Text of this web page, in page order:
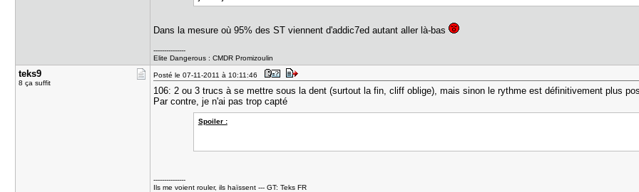
Dans la mesure où 95% des ST viennent d'addic7ed autant aller là-bas
---------------
Elite Dangerous : CMDR Promizoulin
teks9
8 ça suffit
Posté le 07-11-2011 à 10:11:46
106: 2 ou 3 trucs à se mettre sous la dent (surtout la fin, cliff oblige), mais sinon le rythme est définitivement plus
Par contre, je n'ai pas trop capté
Spoiler :
---------------
Ils me voient rouler, ils haïssent --- GT: Teks FR